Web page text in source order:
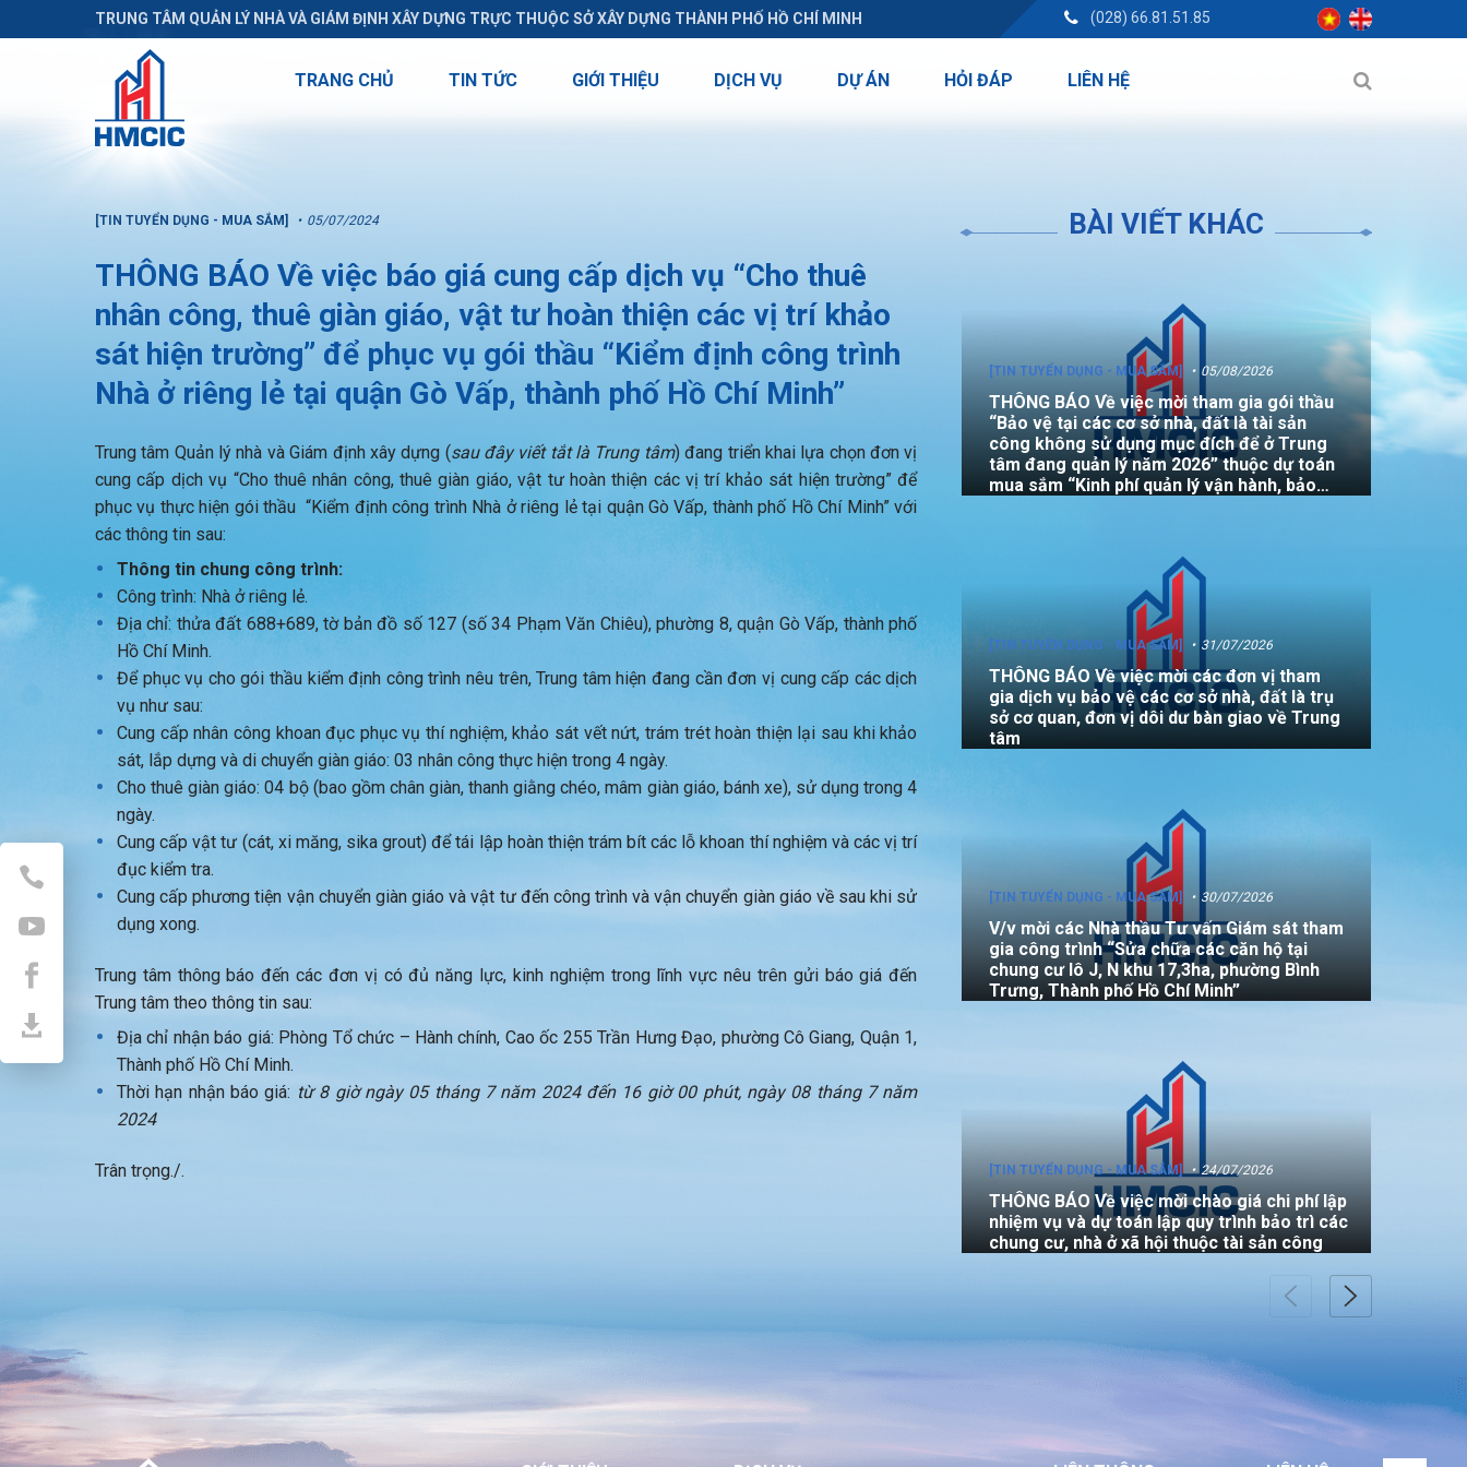
TRUNG TÂM QUẢN LÝ NHÀ VÀ GIÁM ĐỊNH XÂY DỰNG TRỰC THUỘC SỞ XÂY DỰNG THÀNH PHỐ HỒ CHÍ MINH (028) 66.81.51.85
TRANG CHỦ TIN TỨC GIỚI THIỆU DỊCH VỤ DỰ ÁN HỎI ĐÁP LIÊN HỆ
[TIN TUYỂN DỤNG - MUA SẮM] 05/07/2024
THÔNG BÁO Về việc báo giá cung cấp dịch vụ “Cho thuê
nhân công, thuê giàn giáo, vật tư hoàn thiện các vị trí khảo
sát hiện trường” để phục vụ gói thầu “Kiểm định công trình
Nhà ở riêng lẻ tại quận Gò Vấp, thành phố Hồ Chí Minh”
Trung tâm Quản lý nhà và Giám định xây dựng (sau đây viết tắt là Trung tâm) đang triển khai lựa chọn đơn vị
cung cấp dịch vụ “Cho thuê nhân công, thuê giàn giáo, vật tư hoàn thiện các vị trí khảo sát hiện trường” để
phục vụ thực hiện gói thầu “Kiểm định công trình Nhà ở riêng lẻ tại quận Gò Vấp, thành phố Hồ Chí Minh” với
các thông tin sau:
Thông tin chung công trình:
Công trình: Nhà ở riêng lẻ.
Địa chỉ: thửa đất 688+689, tờ bản đồ số 127 (số 34 Phạm Văn Chiêu), phường 8, quận Gò Vấp, thành phố
Hồ Chí Minh.
Để phục vụ cho gói thầu kiểm định công trình nêu trên, Trung tâm hiện đang cần đơn vị cung cấp các dịch
vụ như sau:
Cung cấp nhân công khoan đục phục vụ thí nghiệm, khảo sát vết nứt, trám trét hoàn thiện lại sau khi khảo
sát, lắp dựng và di chuyển giàn giáo: 03 nhân công thực hiện trong 4 ngày.
Cho thuê giàn giáo: 04 bộ (bao gồm chân giàn, thanh giằng chéo, mâm giàn giáo, bánh xe), sử dụng trong 4
ngày.
Cung cấp vật tư (cát, xi măng, sika grout) để tái lập hoàn thiện trám bít các lỗ khoan thí nghiệm và các vị trí
đục kiểm tra.
Cung cấp phương tiện vận chuyển giàn giáo và vật tư đến công trình và vận chuyển giàn giáo về sau khi sử
dụng xong.
Trung tâm thông báo đến các đơn vị có đủ năng lực, kinh nghiệm trong lĩnh vực nêu trên gửi báo giá đến
Trung tâm theo thông tin sau:
Địa chỉ nhận báo giá: Phòng Tổ chức – Hành chính, Cao ốc 255 Trần Hưng Đạo, phường Cô Giang, Quận 1,
Thành phố Hồ Chí Minh.
Thời hạn nhận báo giá: từ 8 giờ ngày 05 tháng 7 năm 2024 đến 16 giờ 00 phút, ngày 08 tháng 7 năm
2024
Trân trọng./.
BÀI VIẾT KHÁC
[TIN TUYỂN DỤNG - MUA SẮM] 05/08/2026
THÔNG BÁO Về việc mời tham gia gói thầu
“Bảo vệ tại các cơ sở nhà, đất là tài sản
công không sử dụng mục đích để ở Trung
tâm đang quản lý năm 2026” thuộc dự toán
mua sắm “Kinh phí quản lý vận hành, bảo
[TIN TUYỂN DỤNG - MUA SẮM] 31/07/2026
THÔNG BÁO Về việc mời các đơn vị tham
gia dịch vụ bảo vệ các cơ sở nhà, đất là trụ
sở cơ quan, đơn vị dôi dư bàn giao về Trung
tâm
[TIN TUYỂN DỤNG - MUA SẮM] 30/07/2026
V/v mời các Nhà thầu Tư vấn Giám sát tham
gia công trình “Sửa chữa các căn hộ tại
chung cư lô J, N khu 17,3ha, phường Bình
Trưng, Thành phố Hồ Chí Minh”
[TIN TUYỂN DỤNG - MUA SẮM] 24/07/2026
THÔNG BÁO Về việc mời chào giá chi phí lập
nhiệm vụ và dự toán lập quy trình bảo trì các
chung cư, nhà ở xã hội thuộc tài sản công
22/07/2026
THÔNG BÁO V/v mời các đơn vị tham gia
thực hiện gói thầu: “Đo đạc chỉnh lý bản đồ
địa chính (bản vẽ sơ đồ vị trí) đối với căn hộ